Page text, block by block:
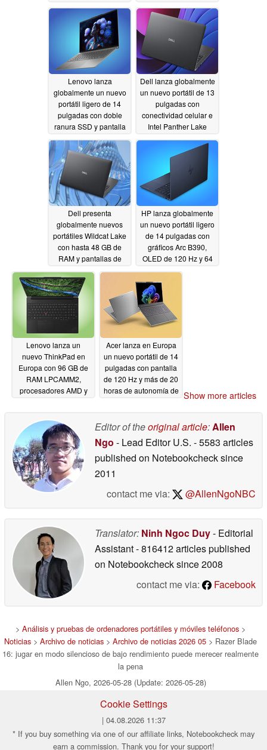
05/29/2026
05/29/2026
Lenovo lanza
globalmente un nuevo
portátil ligero de 14
pulgadas con doble
ranura SSD y pantalla
05/29/2026
Dell lanza globalmente
un nuevo portátil de 13
pulgadas con
conectividad celular e
Intel Panther Lake
05/29/2026
Dell presenta
globalmente nuevos
portátiles Wildcat Lake
con hasta 48 GB de
RAM y pantallas de
05/29/2026
HP lanza globalmente
un nuevo portátil ligero
de 14 pulgadas con
gráficos Arc B390,
OLED de 120 Hz y 64
Lenovo lanza un
nuevo ThinkPad en
Europa con 96 GB de
RAM LPCAMM2,
procesadores AMD y
Acer lanza en Europa
un nuevo portátil de 14
pulgadas con pantalla
de 120 Hz y más de 20
horas de autonomía de Show more articles
Editor of theoriginal article: Allen
Ngo - Lead Editor U.S. - 5583 articles
published on Notebookchecksince
2011
contact me via:
@AllenNgoNBC
Translator: Ninh Ngoc Duy- Editorial
Assistant- 816412 articles published
on Notebookchecksince 2008
contact me via:
Facebook
> Análisis y pruebas de ordenadores portátiles y móviles teléfonos >
Noticias > Archivo de noticias > Archivo de noticias 2026 05 > Razer Blade
16: jugar en modo silencioso de bajo rendimiento puede merecer realmente
la pena
Allen Ngo, 2026-05-28 (Update: 2026-05-28)
Cookie Settings
| 04.08.2026 11:37
* If you buy something via one of our affiliate links, Notebookcheck may
earn a commission. Thank you for your support!